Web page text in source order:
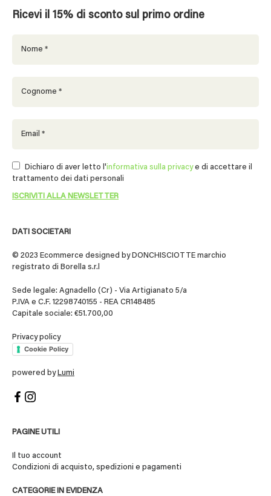
DATI SOCIETARI
© 2023 Ecommerce designed by DONCHISCIOTTE marchio
registrato di Borella s.r.l
Sede legale: Agnadello (Cr) - Via Artigianato 5/a
P.IVA e C.F. 12298740155 - REA CR148485
Capitale sociale: €51.700,00
Privacy policy
Cookie Policy
powered by Lumi
PAGINE UTILI
Il tuo account
Condizioni di acquisto, spedizioni e pagamenti
CATEGORIE IN EVIDENZA
Ricevi il 15% di sconto sul primo ordine
Dichiaro di aver letto l'informativa sulla privacye di accettare il
trattamento dei dati personali